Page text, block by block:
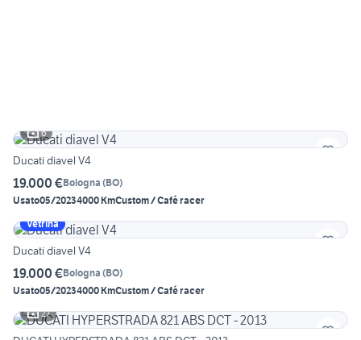
6
Ducati diavel V4
19.000 €Bologna (BO)
Usato05/20234000 KmCustom / Café racer
Vetrina
Ducati diavel V4
19.000 €Bologna (BO)
Usato05/20234000 KmCustom / Café racer
27